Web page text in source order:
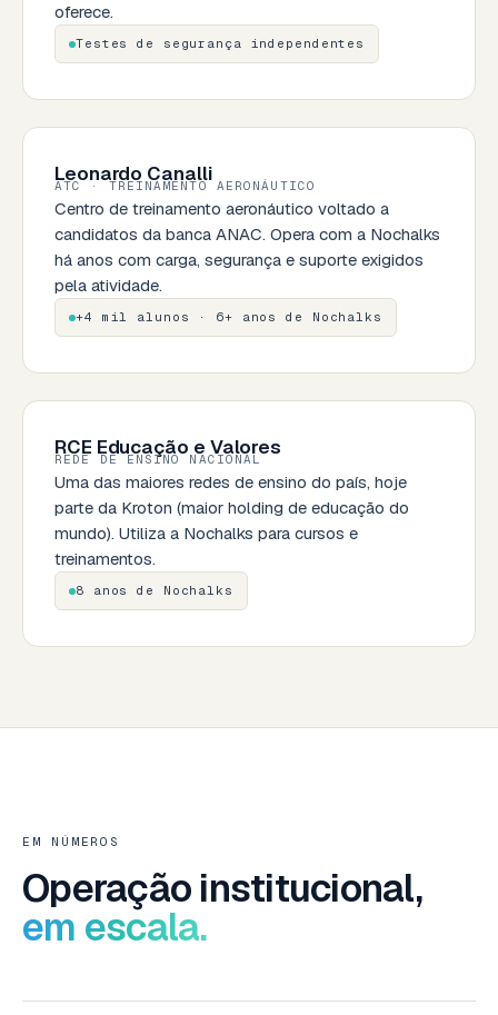
oferece.
Testes de segurança independentes
Leonardo Canalli
ATC · TREINAMENTO AERONÁUTICO
Centro de treinamento aeronáutico voltado a
candidatos da banca ANAC. Opera com a Nochalks
há anos com carga, segurança e suporte exigidos
pela atividade.
+4 mil alunos · 6+ anos de Nochalks
RCE Educação e Valores
REDE DE ENSINO NACIONAL
Uma das maiores redes de ensino do país, hoje
parte da Kroton (maior holding de educação do
mundo). Utiliza a Nochalks para cursos e
treinamentos.
8 anos de Nochalks
EM NÚMEROS
Operação institucional,
em escala.